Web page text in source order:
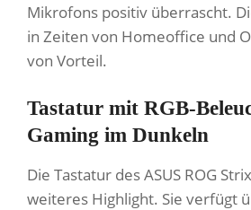
Mikrofons positiv überrascht.
in Zeiten von Homeoffice und
von Vorteil.
Tastatur mit RGB-
Gaming im Dunkeln
Die Tastatur des ASUS ROG
weiteres Highlight. Sie verfügt